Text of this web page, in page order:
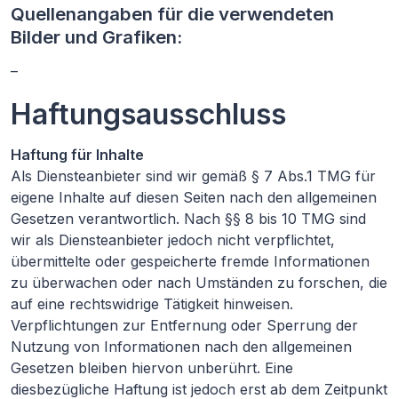
Quellenangaben für die verwendeten
Bilder und Grafiken:
–
Haftungsausschluss
Haftung für Inhalte
Als Diensteanbieter sind wir gemäß § 7 Abs.1 TMG für
eigene Inhalte auf diesen Seiten nach den allgemeinen
Gesetzen verantwortlich. Nach §§ 8 bis 10 TMG sind
wir als Diensteanbieter jedoch nicht verpflichtet,
übermittelte oder gespeicherte fremde Informationen
zu überwachen oder nach Umständen zu forschen, die
auf eine rechtswidrige Tätigkeit hinweisen.
Verpflichtungen zur Entfernung oder Sperrung der
Nutzung von Informationen nach den allgemeinen
Gesetzen bleiben hiervon unberührt. Eine
diesbezügliche Haftung ist jedoch erst ab dem Zeitpunkt